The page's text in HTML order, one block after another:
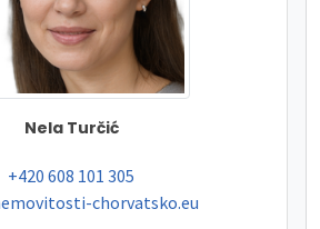
Nela Turčić
tel:
+420 608 101 305
chorvatsko.eu